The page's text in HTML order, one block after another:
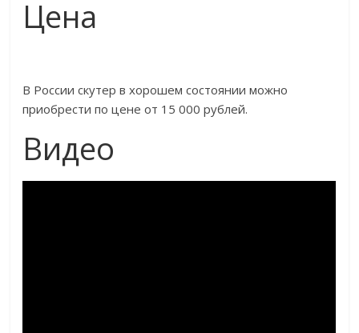
Цена
В России скутер в хорошем состоянии можно
приобрести по цене от 15 000 рублей.
Видео